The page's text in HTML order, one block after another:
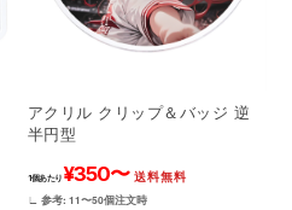
アクリル クリップ＆バッジ 逆
半円型
1個あたり ¥350〜 送料無料
∟ 参考: 11〜50個注文時